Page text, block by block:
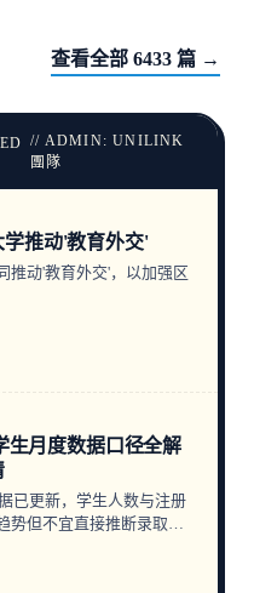
查看全部 6433 篇 →
// ADMIN: UNILINK
團隊
推动'教育外交'
推动'教育外交'，以加强区
生月度数据口径全解
已更新，学生人数与注册
势但不宜直接推断录取难
与常见误用边界，帮助申